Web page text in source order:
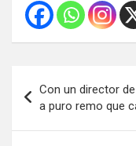
de
entradas
Con un director
a puro remo que